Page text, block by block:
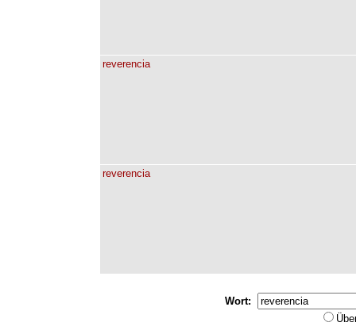
reverencia
reverencia
Wort: